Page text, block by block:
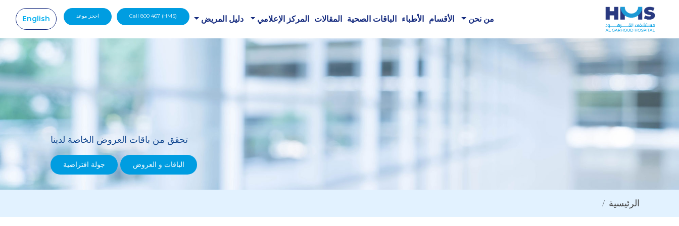
من نحن الأقسام الأطباء الباقات الصحية المقالات المركز الإعلامي دليل المريض Call 800 467 (HMS) احجز موعد English
تحقق من باقات العروض الخاصة لدينا
الباقات و العروض جولة افتراضية
الرئيسية